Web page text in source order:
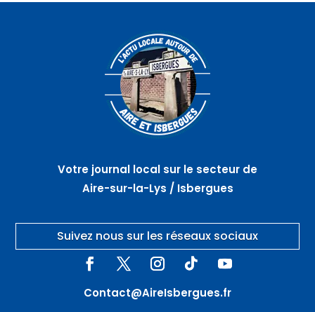
Votre journal local sur le secteur de
Aire-sur-la-Lys / Isbergues
Suivez nous sur les réseaux sociaux
Contact@AireIsbergues.fr